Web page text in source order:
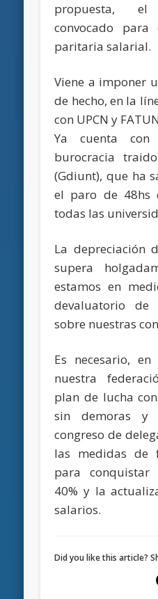
propuesta,
convocado
paritaria salarial.
Viene a imponer
de hecho, en la
con UPCN y
Ya cuenta
burocracia
(Gdiunt), que ha
el paro de 48hs
todas las
La depreciación
supera
estamos en
devaluatorio de
sobre nuestras
Es necesario,
nuestra
plan de lucha
sin demoras y
congreso de
las medidas de
para
40% y la
salarios.
Did you like this article?